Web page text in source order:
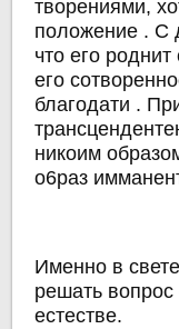
творениями,
положение . C
что его
его
благодати .
никоим
o6paз
Именно в
решать
естестве.